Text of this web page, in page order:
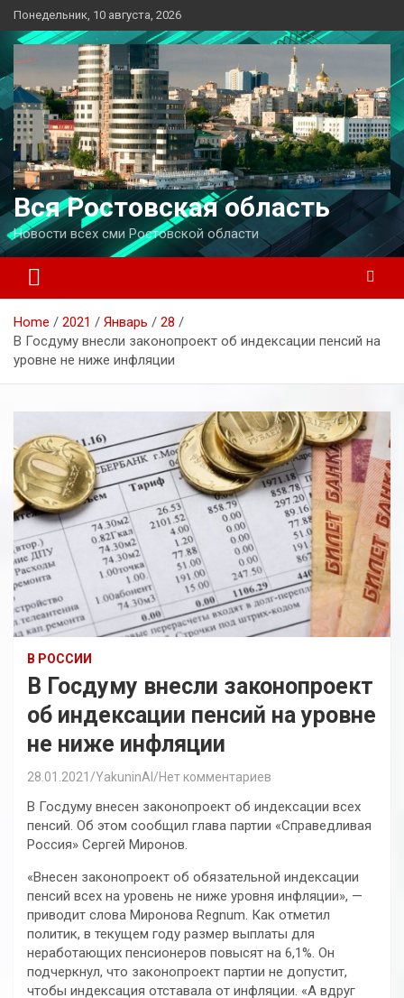
Перейти
к
содержимому
Понедельник, 10 августа, 2026
Вся Ростовская область
Новости всех сми Ростовской области
Home 2021 Январь
28
В Госдуму внесли законопроект об индексации пенсий на
уровне не ниже инфляции
В РОССИИ
В Госдуму внесли законопроект
об индексации пенсий на уровне
не ниже инфляции
28.01.2021 YakuninAI Нет комментариев
В Госдуму внесен законопроект об индексации всех
пенсий. Об этом сообщил глава партии «Справедливая
Россия» Сергей Миронов.
«Внесен законопроект об обязательной индексации
пенсий всех на уровень не ниже уровня инфляции», —
приводит слова Миронова Regnum. Как отметил
политик, в текущем году размер выплаты для
неработающих пенсионеров повысят на 6,1%. Он
подчеркнул, что законопроект партии не допустит,
чтобы индексация отставала от инфляции. «А вдруг